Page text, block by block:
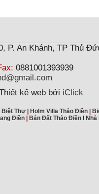
P. An Khánh, TP Thủ
0881001393939
kế web bởi iClick
Biệt Thự| Holm Villa Thảo Điền|
Điền| Bán Đất Thảo ĐiềnI Nhà